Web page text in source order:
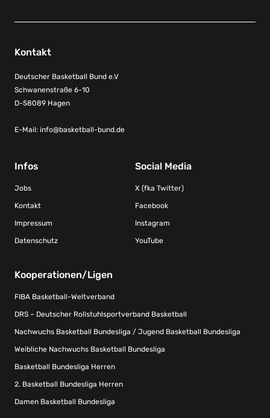
Kontakt
Deutscher Basketball Bund e.V
Schwanenstraße 6-10
D-58089 Hagen
E-Mail: info@basketball-bund.de
Infos
Jobs
Kontakt
Impressum
Datenschutz
Social Media
X (fka Twitter)
Facebook
Instagram
YouTube
Kooperationen/Ligen
FIBA Basketball-Weltverband
DRS – Deutscher Rollstuhlsportverband Basketball
Nachwuchs Basketball Bundesliga / Jugend Basketball Bundesliga
Weibliche Nachwuchs Basketball Bundesliga
Basketball Bundesliga Herren
2. Basketball Bundesliga Herren
Damen Basketball Bundesliga